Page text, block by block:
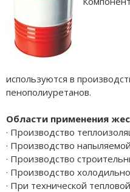
используются в
пенополиуретанов.
Области применения
· Производство
· Производство
· Производство
· Производство
· При технической